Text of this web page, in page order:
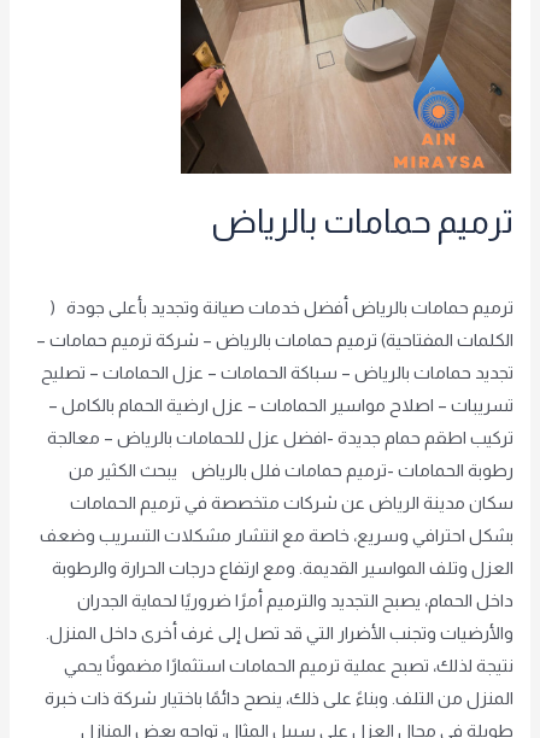
ترميم حمامات بالرياض
ترميم حمامات بالرياض أفضل خدمات صيانة وتجديد بأعلى جودة (
الكلمات المفتاحية) ترميم حمامات بالرياض – شركة ترميم حمامات –
تجديد حمامات بالرياض – سباكة الحمامات – عزل الحمامات – تصليح
تسريبات – اصلاح مواسير الحمامات – عزل ارضية الحمام بالكامل –
تركيب اطقم حمام جديدة -افضل عزل للحمامات بالرياض – معالجة
رطوبة الحمامات -ترميم حمامات فلل بالرياض يبحث الكثير من
سكان مدينة الرياض عن شركات متخصصة في ترميم الحمامات
بشكل احترافي وسريع، خاصة مع انتشار مشكلات التسريب وضعف
العزل وتلف المواسير القديمة. ومع ارتفاع درجات الحرارة والرطوبة
داخل الحمام، يصبح التجديد والترميم أمرًا ضروريًا لحماية الجدران
والأرضيات وتجنب الأضرار التي قد تصل إلى غرف أخرى داخل المنزل.
نتيجة لذلك، تصبح عملية ترميم الحمامات استثمارًا مضمونًا يحمي
المنزل من التلف. وبناءً على ذلك، ينصح دائمًا باختيار شركة ذات خبرة
طويلة في مجال العزل على سبيل المثال، تواجه بعض المنازل